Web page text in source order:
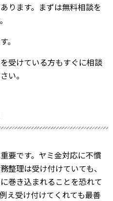
ります。まずは無料相談を
。
受けている方もすぐに相談
い。
要です。ヤミ金対応に不慣
整理は受け付けていても、
巻き込まれることを恐れて
え受け付けてくれても最善